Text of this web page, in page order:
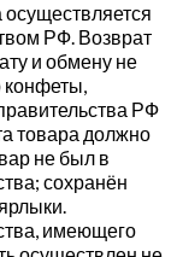
РФ. Возврат
и обмену не
конфеты,
РФ
товара должно
не был в
сохранён
имеющего